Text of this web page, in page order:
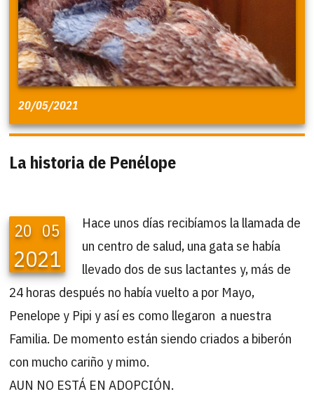
20/05/2021
La historia de Penélope
20 05
2021
Hace unos días recibíamos la llamada de
un centro de salud, una gata se había
llevado dos de sus lactantes y, más de
24 horas después no había vuelto a por Mayo,
Penelope y Pipi y así es como llegaron a nuestra
Familia. De momento están siendo criados a biberón
con mucho cariño y mimo.
AUN NO ESTÁ EN ADOPCIÓN.